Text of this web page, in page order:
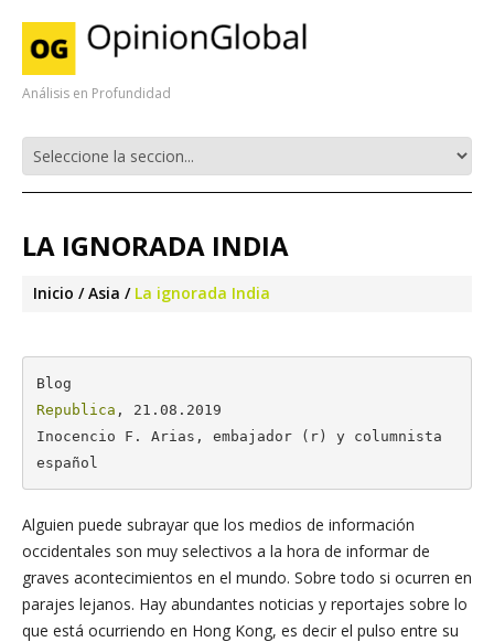
Análisis en Profundidad
LA IGNORADA INDIA
Inicio Asia La ignorada India
Republica , 21.08.2019
Inocencio F. Arias, embajador (r) y columnista
español
Alguien puede subrayar que los medios de información
occidentales son muy selectivos a la hora de informar de
graves acontecimientos en el mundo. Sobre todo si ocurren en
parajes lejanos. Hay abundantes noticias y reportajes sobre lo
que está ocurriendo en Hong Kong, es decir el pulso entre su